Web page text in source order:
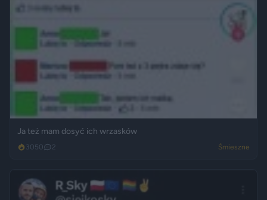
Ja też mam dosyć ich wrzasków
3050 2 Śmieszne